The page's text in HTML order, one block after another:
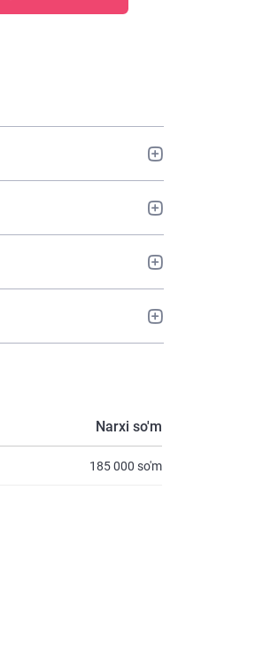
Narxi so'm
185 000 so'm